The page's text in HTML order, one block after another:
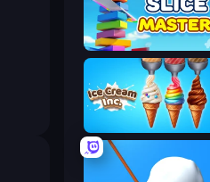
Slice Master
Ice Cream Inc.